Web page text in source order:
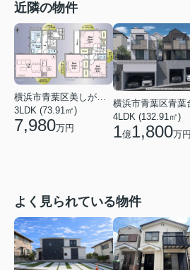
近隣の物件
3LDK (73.91㎡)
7,980万円
4LDK (132.91㎡)
1億1,800万円
よく見られている物件